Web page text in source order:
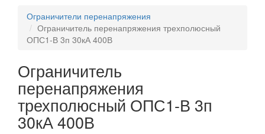
Ограничители перенапряжения
Ограничитель перенапряжения трехполюсный
ОПС1-В 3п 30кА 400В
Ограничитель
перенапряжения
трехполюсный ОПС1-В 3п
30кА 400В